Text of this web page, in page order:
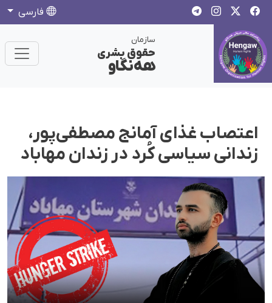
فارسی
سازمان
حقوق بشری
هەنگاو
اعتصاب غذای آمانج مصطفی‌پور،
زندانی سیاسی کُرد در زندان مهاباد